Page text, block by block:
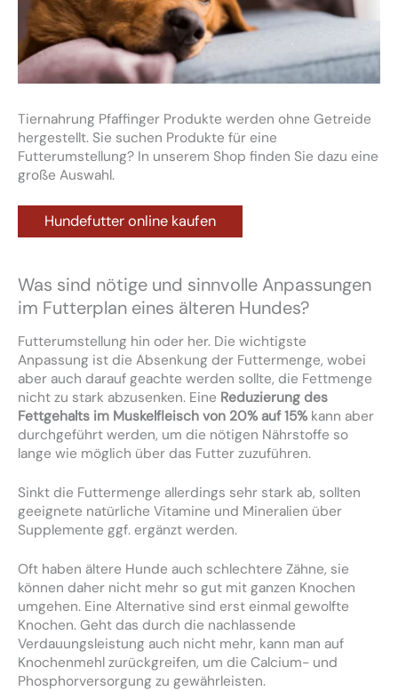
Tiernahrung Pfaffinger Produkte werden ohne Getreide
hergestellt. Sie suchen Produkte für eine
Futterumstellung? In unserem Shop finden Sie dazu eine
große Auswahl.
Hundefutter online kaufen
Was sind nötige und sinnvolle Anpassungen
im Futterplan eines älteren Hundes?
Futterumstellung hin oder her. Die wichtigste
Anpassung ist die Absenkung der Futtermenge, wobei
aber auch darauf geachte werden sollte, die Fettmenge
nicht zu stark abzusenken. Eine Reduzierung des
Fettgehalts im Muskelfleisch von 20% auf 15% kann aber
durchgeführt werden, um die nötigen Nährstoffe so
lange wie möglich über das Futter zuzuführen.
Sinkt die Futtermenge allerdings sehr stark ab, sollten
geeignete natürliche Vitamine und Mineralien über
Supplemente ggf. ergänzt werden.
Oft haben ältere Hunde auch schlechtere Zähne, sie
können daher nicht mehr so gut mit ganzen Knochen
umgehen. Eine Alternative sind erst einmal gewolfte
Knochen. Geht das durch die nachlassende
Verdauungsleistung auch nicht mehr, kann man auf
Knochenmehl zurückgreifen, um die Calcium- und
Phosphorversorgung zu gewährleisten.